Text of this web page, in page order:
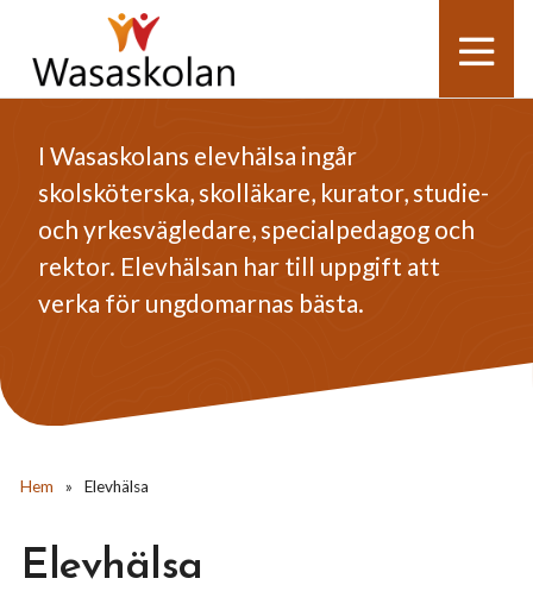
I Wasaskolans elevhälsa ingår
skolsköterska, skolläkare, kurator, studie-
och yrkesvägledare, specialpedagog och
rektor. Elevhälsan har till uppgift att
verka för ungdomarnas bästa.
Hem » Elevhälsa
Elevhälsa